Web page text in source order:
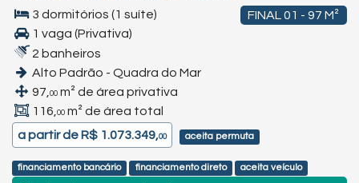
FINAL 01 - 97 M²
3 dormitórios (1 suíte)
1 vaga (Privativa)
2 banheiros
Alto Padrão - Quadra do Mar
97, 00 m² de área privativa
116, 00 m² de área total
a partir de R$ 1.073.349,00 aceita permuta
financiamento bancário financiamento direto aceita veículo